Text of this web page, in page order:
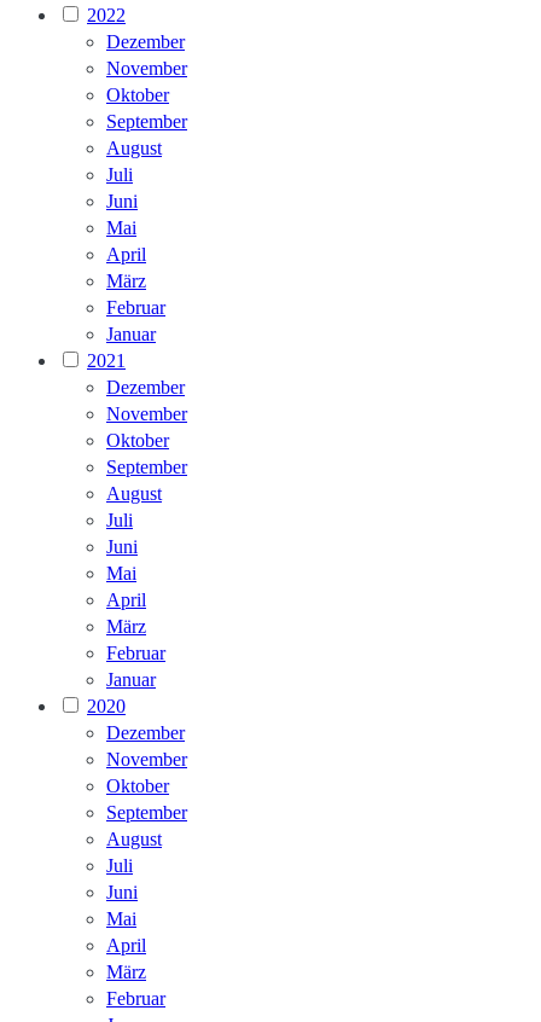
2022
Dezember
November
Oktober
September
August
Juli
Juni
Mai
April
März
Februar
Januar
2021
Dezember
November
Oktober
September
August
Juli
Juni
Mai
April
März
Februar
Januar
2020
Dezember
November
Oktober
September
August
Juli
Juni
Mai
April
März
Februar